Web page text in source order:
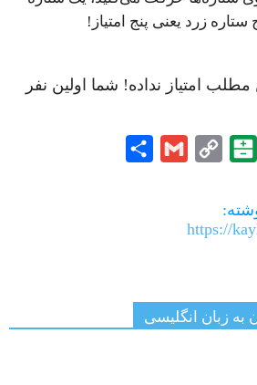
ستاره زرد یعنی پنج امتیاز!
امتیاز نداده! شما اولین نفر
Telegram
Balatarin
Copy
Gmail
https://
به زبان انگلیسی